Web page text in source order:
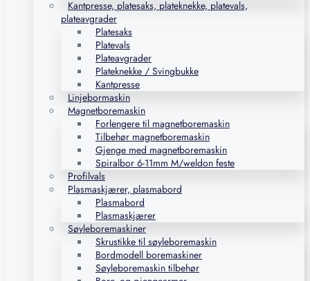
Kantpresse, platesaks, plateknekke, platevals,
plateavgrader
Platesaks
Platevals
Plateavgrader
Plateknekke / Svingbukke
Kantpresse
Linjebormaskin
Magnetboremaskin
Forlengere til magnetboremaskin
Tilbehør magnetboremaskin
Gjenge med magnetboremaskin
Spiralbor 6-11mm M/weldon feste
Profilvals
Plasmaskjærer, plasmabord
Plasmabord
Plasmaskjærer
Søyleboremaskiner
Skrustikke til søyleboremaskin
Bordmodell boremaskiner
Søyleboremaskin tilbehør